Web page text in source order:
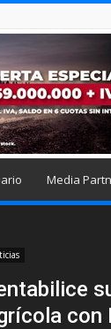
Media
con